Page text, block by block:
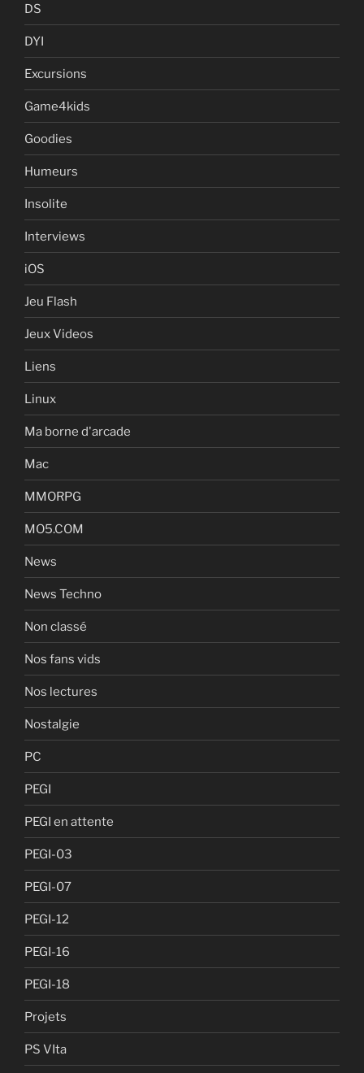
DS
DYI
Excursions
Game4kids
Goodies
Humeurs
Insolite
Interviews
iOS
Jeu Flash
Jeux Videos
Liens
Linux
Ma borne d'arcade
Mac
MMORPG
MO5.COM
News
News Techno
Non classé
Nos fans vids
Nos lectures
Nostalgie
PC
PEGI
PEGI en attente
PEGI-03
PEGI-07
PEGI-12
PEGI-16
PEGI-18
Projets
PS VIta